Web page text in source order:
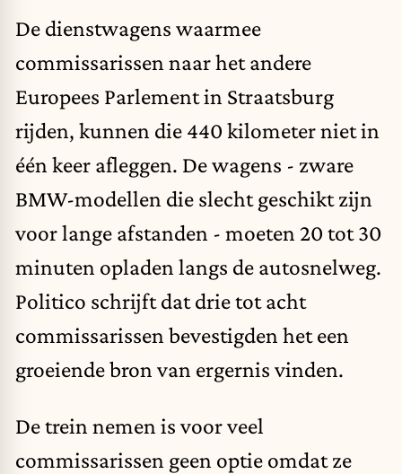
De dienstwagens waarmee
commissarissen naar het andere
Europees Parlement in Straatsburg
rijden, kunnen die 440 kilometer niet in
één keer afleggen. De wagens - zware
BMW-modellen die slecht geschikt zijn
voor lange afstanden - moeten 20 tot 30
minuten opladen langs de autosnelweg.
Politico schrijft dat drie tot acht
commissarissen bevestigden het een
groeiende bron van ergernis vinden.
De trein nemen is voor veel
commissarissen geen optie omdat ze